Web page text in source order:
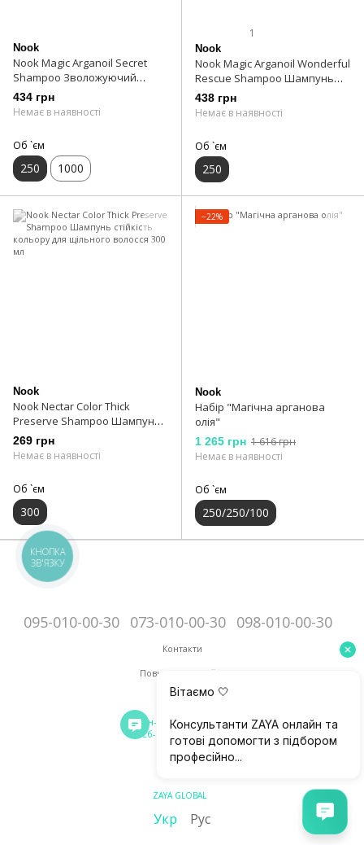
Nook
Nook Magic Arganoil Secret
Shampoo Зволожуючий
шампунь 250 мл
434 грн
Немає в наявності
Об `єм
250 1000
1
Nook
Nook Magic Arganoil Wonderful
Rescue Shampoo Шампунь
реконструюючий
екстраживильний 250 мл
438 грн
Немає в наявності
Об `єм
250
Nook
Nook Nectar Color Thick
Preserve Shampoo Шампунь
стійкість кольору для
щільного волосся 300 мл
269 грн
Немає в наявності
Об `єм
300
−22%
Nook
Набір "Магічна арганова
олія"
1 265 грн 1 616 грн
Немає в наявності
Об `єм
250/250/100
095-010-00-30 073-010-00-30 098-010-00-30
Контакти
Повна версія сайту
Мапа сайту
Пн-Пт: 10:00 - 18:00
Сб-Нд: 11:00 - 13:00
© 2018-2026
ZAYA GLOBAL
Укр Рус
КНОПКА
ЗВ'ЯЗКУ